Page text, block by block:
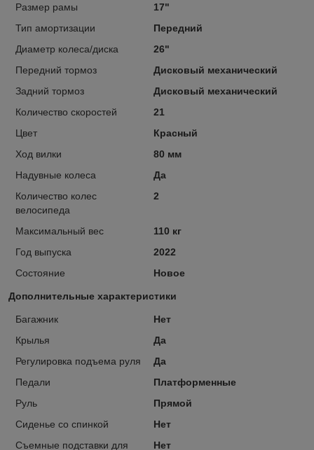
Размер рамы
17"
Тип амортизации
Передний
Диаметр колеса/диска
26"
Передний тормоз
Дисковый механический
Задний тормоз
Дисковый механический
Количество скоростей
21
Цвет
Красный
Ход вилки
80 мм
Надувные колеса
Да
Количество колес
велосипеда
2
Максимальный вес
110 кг
Год выпуска
2022
Состояние
Новое
Дополнительные характеристики
Багажник
Нет
Крылья
Да
Регулировка подъема руля
Да
Педали
Платформенные
Руль
Прямой
Сиденье со спинкой
Нет
Съемные подставки для
Нет